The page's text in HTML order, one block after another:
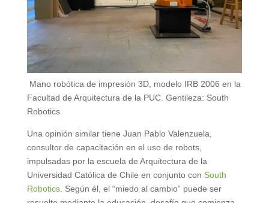
Mano robótica de impresión 3D, modelo IRB 2006 en la
Facultad de Arquitectura de la PUC. Gentileza: South
Robotics
Una opinión similar tiene Juan Pablo Valenzuela,
consultor de capacitación en el uso de robots,
impulsadas por la escuela de Arquitectura de la
Universidad Católica de Chile en conjunto con South
Robotics. Según él, el “miedo al cambio” puede ser